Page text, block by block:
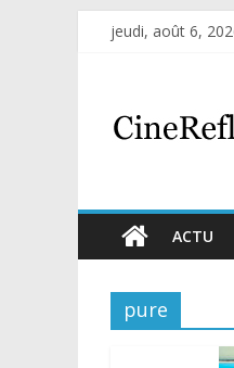
jeudi, août 6,
ACTU
pure